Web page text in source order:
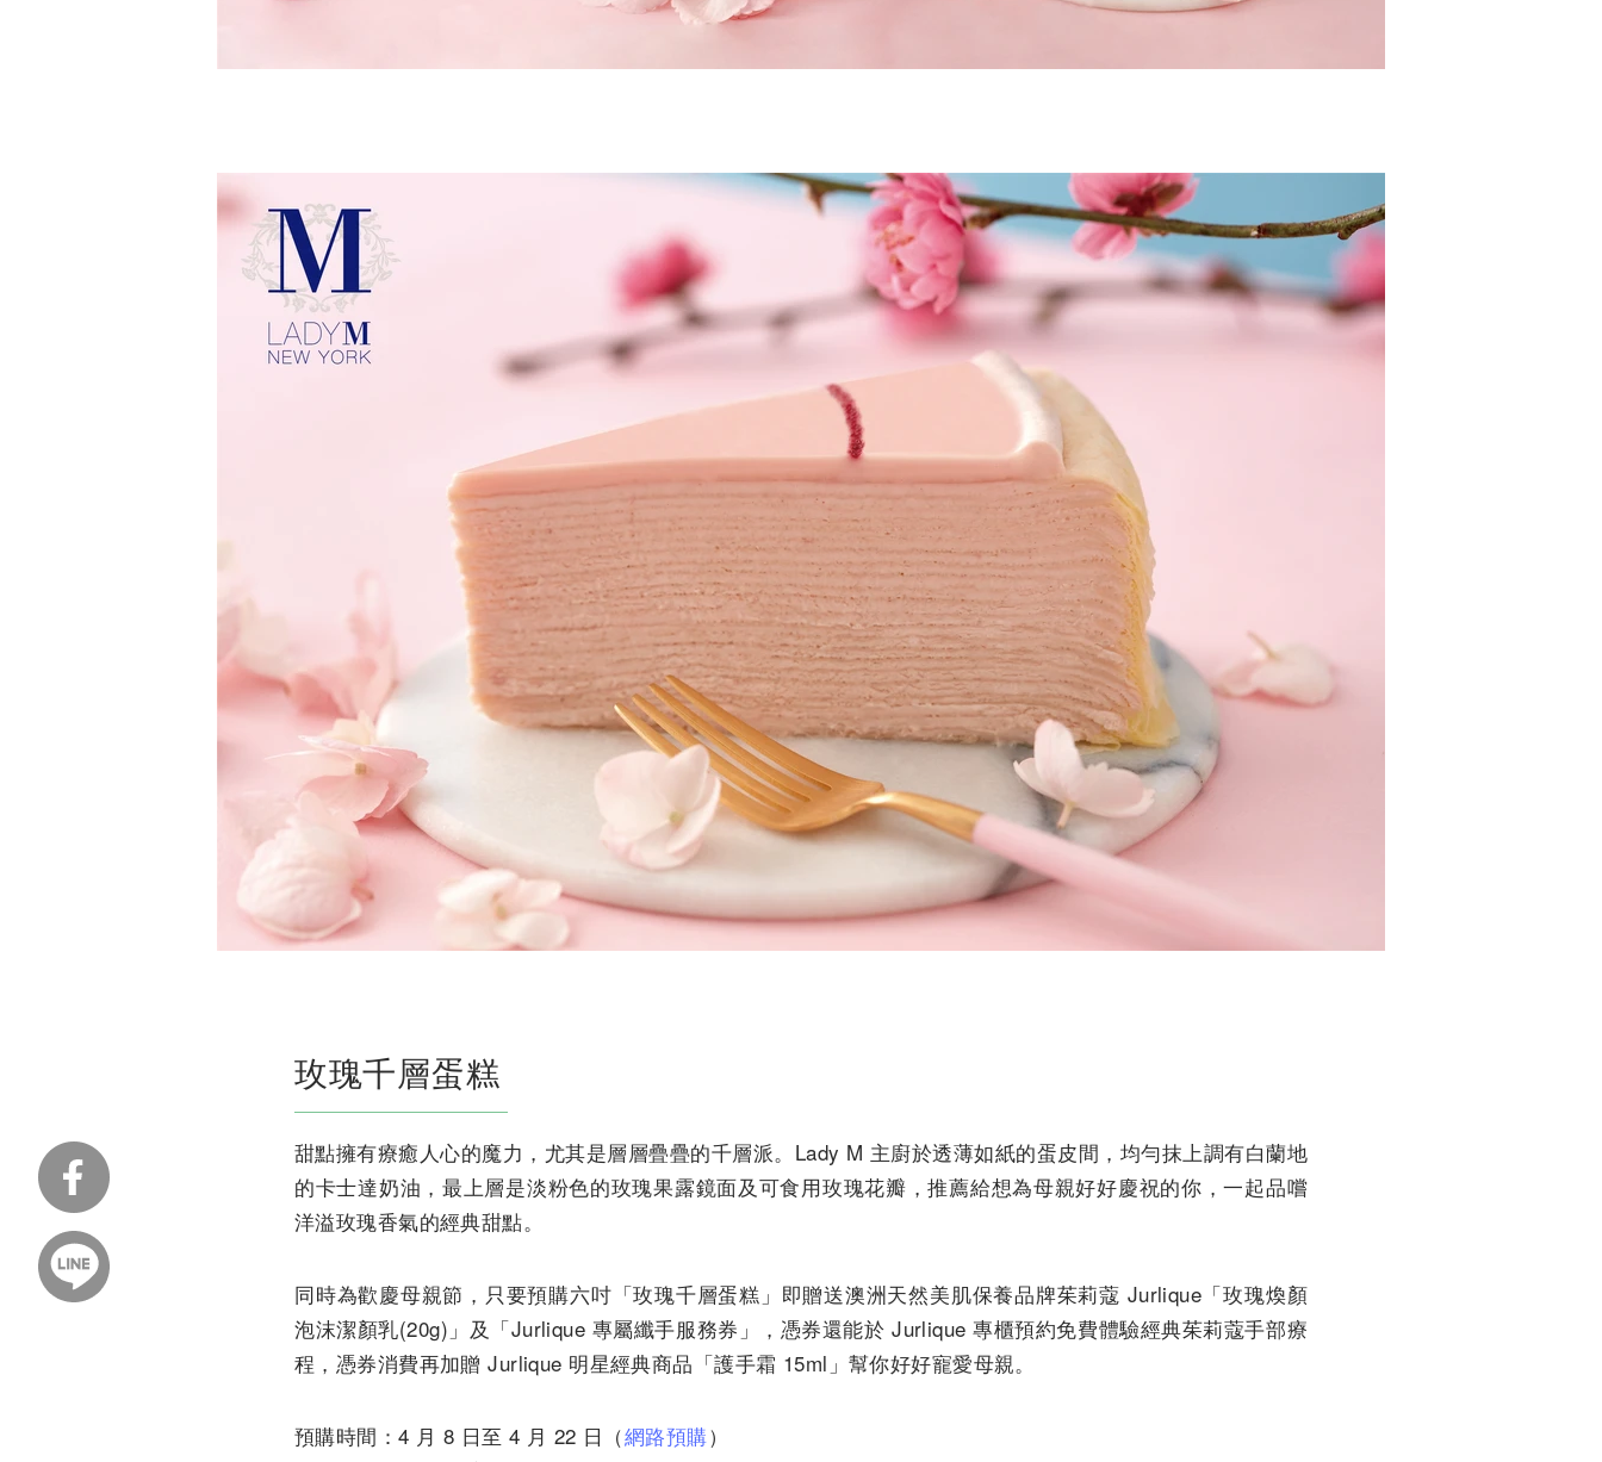
玫瑰千層蛋糕
甜點擁有療癒人心的魔力，尤其是層層疊疊的千層派。Lady M 主廚於透薄如紙的蛋皮間，均勻抹上調有白蘭地
的卡士達奶油，最上層是淡粉色的玫瑰果露鏡面及可食用玫瑰花瓣，推薦給想為母親好好慶祝的你，一起品嚐
洋溢玫瑰香氣的經典甜點。
同時為歡慶母親節，只要預購六吋「玫瑰千層蛋糕」即贈送澳洲天然美肌保養品牌茱莉蔻 Jurlique「玫瑰煥顏
泡沫潔顏乳(20g)」及「Jurlique 專屬纖手服務券」，憑券還能於 Jurlique 專櫃預約免費體驗經典茱莉蔻手部療
程，憑券消費再加贈 Jurlique 明星經典商品「護手霜 15ml」幫你好好寵愛母親。
預購時間：4 月 8 日至 4 月 22 日（網路預購）